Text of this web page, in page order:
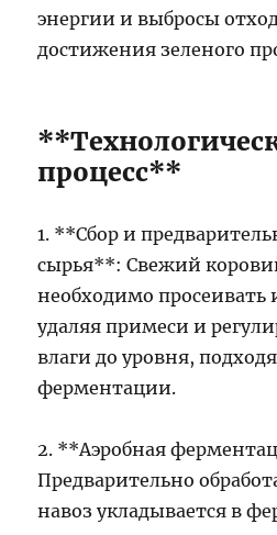
энергии и выбросы
достижения зеленого
процесс**
1. **Сбор и
сырья**: Свежий
необходимо просеивать
удаляя примеси и
влаги до уровня,
ферментации.
2. **Аэробная
Предварительно
навоз укладывается в